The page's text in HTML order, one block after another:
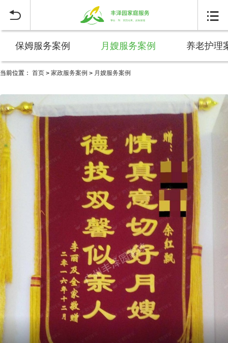
 
保姆服务案例 月嫂服务案例 养老护理
当前位置： 首页 > 家政服务案例 > 月嫂服务案例
高水平南沙白班月嫂服务案例
2026-07-01 17:12:56
【服务标准】： 南沙月嫂中心——丰泽园家政按照原则消费者企
及服务内核制定服务标准，高水平完成母亲产后复原及初生宝宝的
护护理工作。 1、初生宝宝的监护护理工作： ①白班月嫂需负责